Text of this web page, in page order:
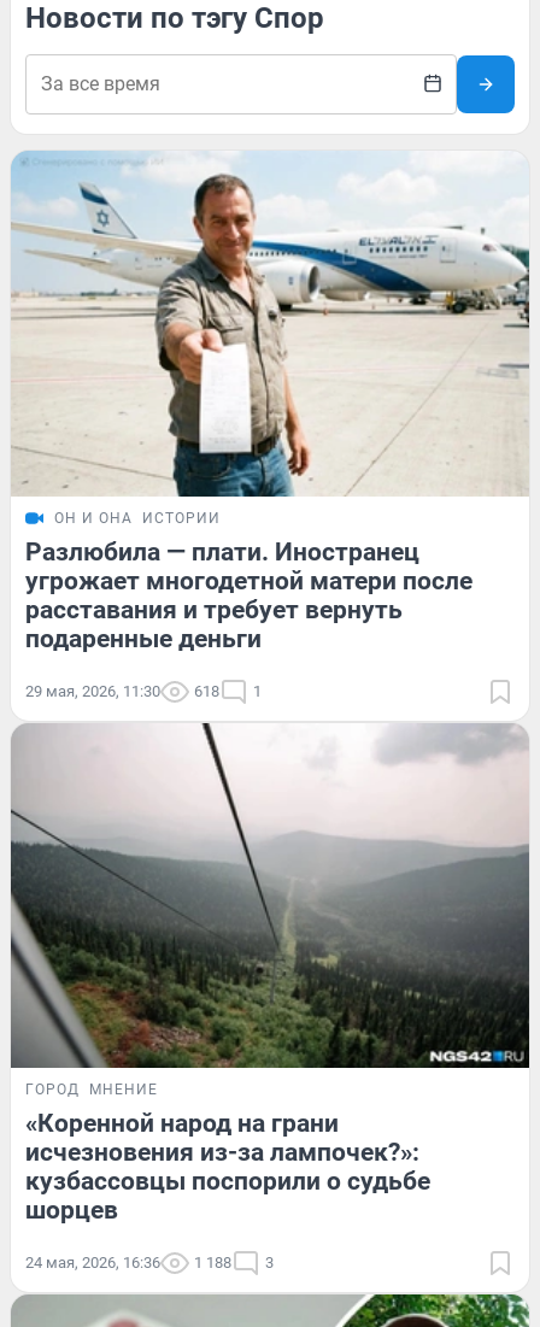
Новости по тэгу Спор
ОН И ОНА ИСТОРИИ
Разлюбила — плати. Иностранец
угрожает многодетной матери после
расставания и требует вернуть
подаренные деньги
29 мая, 2026, 11:30 618 1
ГОРОД МНЕНИЕ
«Коренной народ на грани
исчезновения из-за лампочек?»:
кузбассовцы поспорили о судьбе
шорцев
24 мая, 2026, 16:36 1 188 3